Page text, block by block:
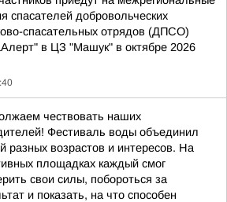
спасателей добровольческих
спасательных отрядов (ДПСО)
в ЦЗ "Машук" в октябре 2026
чествовать наших
Фестиваль воды объединил
разных возрастов и интересов. На
площадках каждый смог
свои силы, побороться за
и показать, на что способен